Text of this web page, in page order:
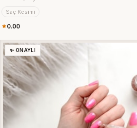
Saç Kesimi
0.00
✨ ONAYLI